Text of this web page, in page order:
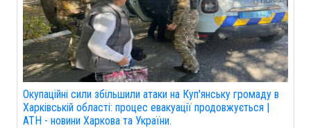
Окупаційні сили збільшили атаки на Куп'янську громаду в
Харківській області: процес евакуації продовжується |
АТН - новини Харкова та України.